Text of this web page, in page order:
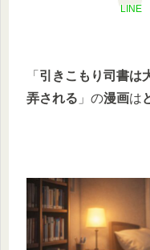
LINE
「 引きこもり司書は
弄される 」の漫画は